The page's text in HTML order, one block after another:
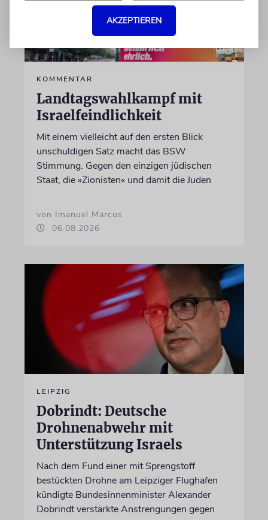
KOMMENTAR
Landtagswahlkampf mit
Israelfeindlichkeit
Mit einem vielleicht auf den ersten Blick
unschuldigen Satz macht das BSW
Stimmung. Gegen den einzigen jüdischen
Staat, die »Zionisten« und damit die Juden
von Imanuel Marcus
06.08.2026
LEIPZIG
Dobrindt: Deutsche
Drohnenabwehr mit
Unterstützung Israels
Nach dem Fund einer mit Sprengstoff
bestückten Drohne am Leipziger Flughafen
kündigte Bundesinnenminister Alexander
Dobrindt verstärkte Anstrengungen gegen
AKZEPTIEREN